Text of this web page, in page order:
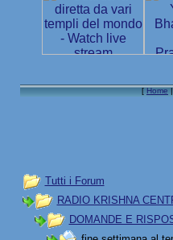
[Home
Tutti i Forum
RADIO KRISHNA
DOMANDE E